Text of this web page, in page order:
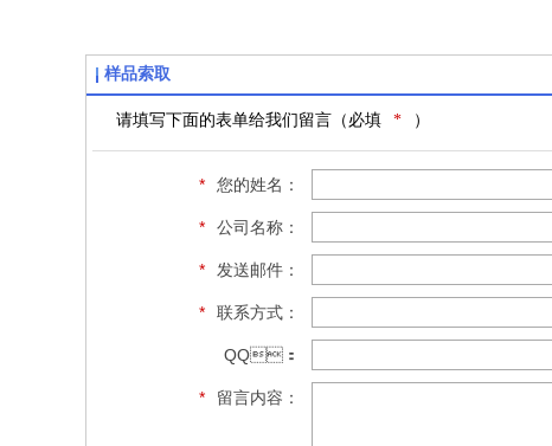
样品索取
请填写下面的表单给我们留言（必填 * ）
* 您的姓名：
* 公司名称：
* 发送邮件：
* 联系方式：
QQ：
* 留言内容：